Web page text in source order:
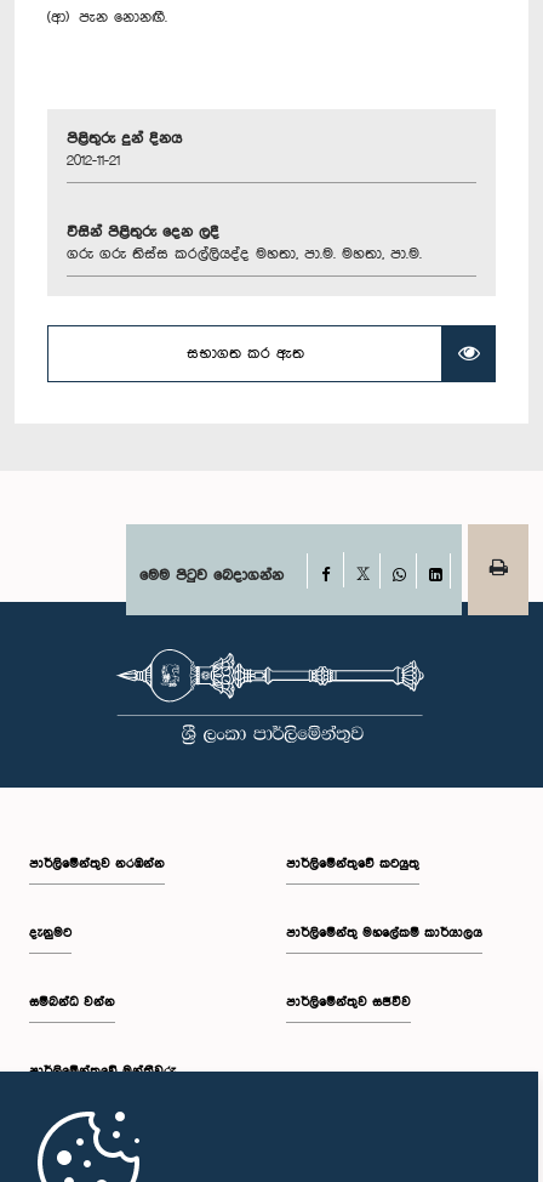
(ආ) පැන නොනඟී.
පිළිතුරු දුන් දිනය
2012-11-21
විසින් පිළිතුරු දෙන ලදී
ගරු ගරු තිස්ස කරල්ලියද්ද මහතා, පා.ම. මහතා, පා.ම.
සභාගත කර ඇත
මෙම පිටුව බෙදාගන්න Facebook
WhatsAppLinkedIn
පාර්ලි‌මේන්තුව නරඹන්න
දැනුමට
සම්බන්ධ වන්න
පාර්ලි‌මේන්තුවේ මන්ත්‍රීවරු
මුල් පිටුව
පාර්ලිමේන්තුවේ කටයුතු
පාර්ලිමේන්තු මහලේකම් කාර්යාලය
පාර්ලිමේන්තුව සජීවීව